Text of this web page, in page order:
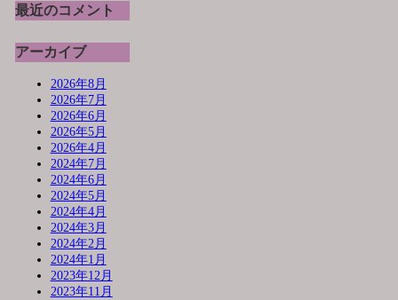
最近のコメント
アーカイブ
2026年8月
2026年7月
2026年6月
2026年5月
2026年4月
2024年7月
2024年6月
2024年5月
2024年4月
2024年3月
2024年2月
2024年1月
2023年12月
2023年11月